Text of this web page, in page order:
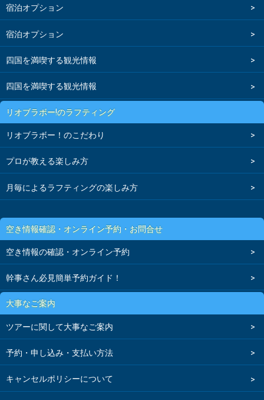
宿泊オプション
宿泊オプション
四国を満喫する観光情報
四国を満喫する観光情報
リオブラボー!のラフティング
リオブラボー！のこだわり
プロが教える楽しみ方
月毎によるラフティングの楽しみ方
空き情報確認・オンライン予約・お問合せ
空き情報の確認・オンライン予約
幹事さん必見簡単予約ガイド！
大事なご案内
ツアーに関して大事なご案内
予約・申し込み・支払い方法
キャンセルポリシーについて